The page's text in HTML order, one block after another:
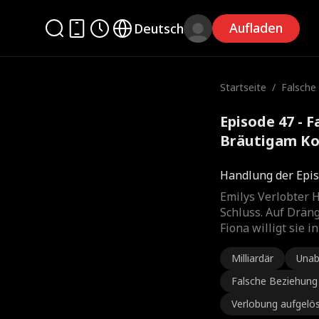
Deutsch Aufladen
Startseite /
Episode 47 -
Bräutigam
Handlung der
Emilys Verlobter
Schluss. Auf
Fiona willigt sie
Milliardär
Falsche Beziehung
Verlobung